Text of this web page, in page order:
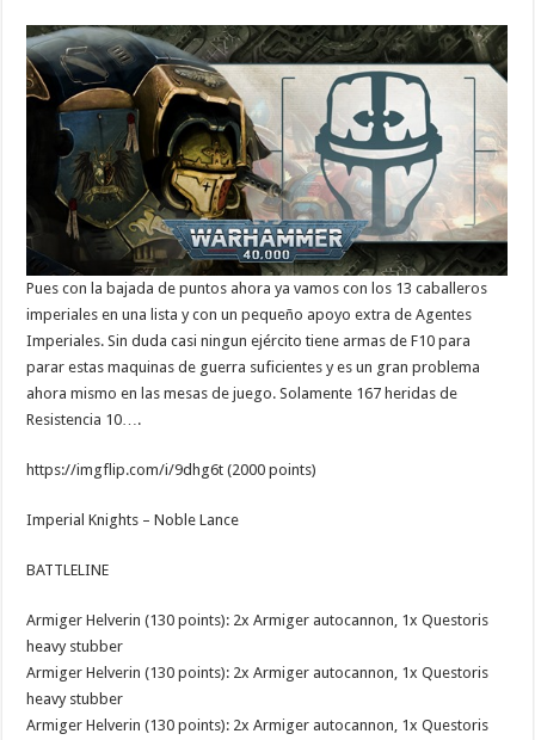
Pues con la bajada de puntos ahora ya vamos con los 13 caballeros
imperiales en una lista y con un pequeño apoyo extra de Agentes
Imperiales. Sin duda casi ningun ejército tiene armas de F10 para
parar estas maquinas de guerra suficientes y es un gran problema
ahora mismo en las mesas de juego. Solamente 167 heridas de
Resistencia 10….
https://imgflip.com/i/9dhg6t (2000 points)
Imperial Knights – Noble Lance
BATTLELINE
Armiger Helverin (130 points): 2x Armiger autocannon, 1x Questoris
heavy stubber
Armiger Helverin (130 points): 2x Armiger autocannon, 1x Questoris
heavy stubber
Armiger Helverin (130 points): 2x Armiger autocannon, 1x Questoris